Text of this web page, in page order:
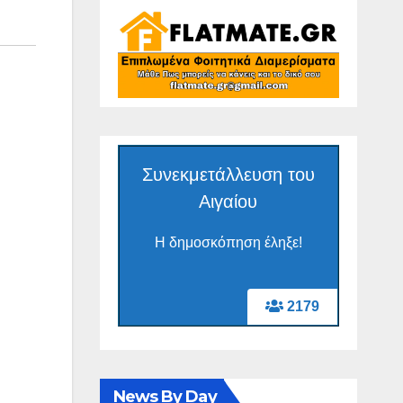
2179
Συνεκμετάλλευση του
Αιγαίου
Η δημοσκόπηση έληξε!
News By Day